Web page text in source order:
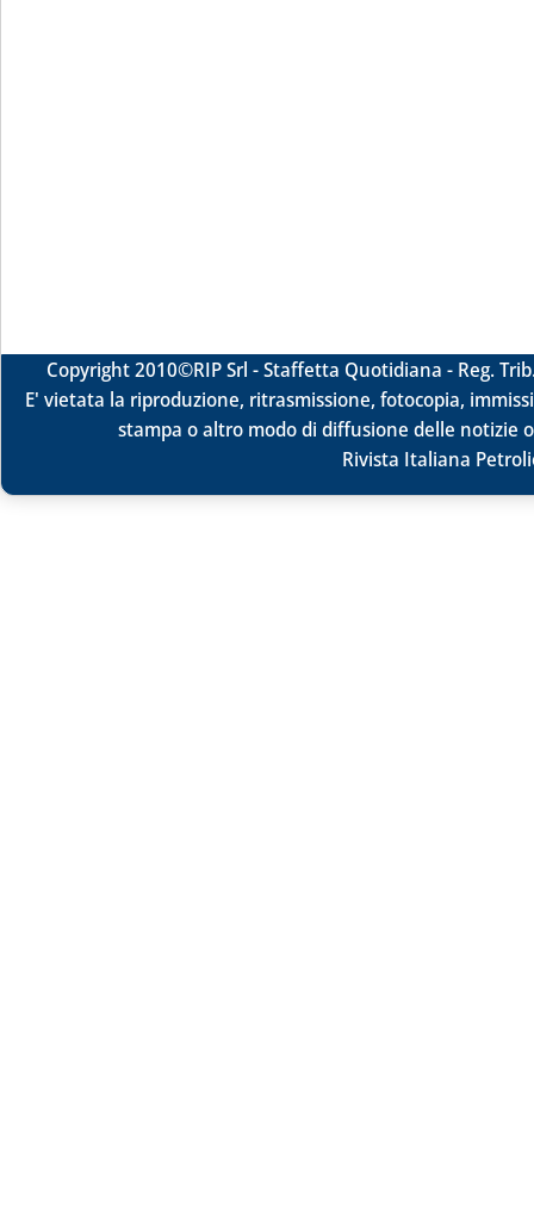
Copyright 2010©RIP Srl -Staffetta Quotidiana - Reg.
E' vietata la riproduzione, ritrasmissione, fotocopia,
stampa o altro modo di diffusione delle notizie
Rivista Italiana